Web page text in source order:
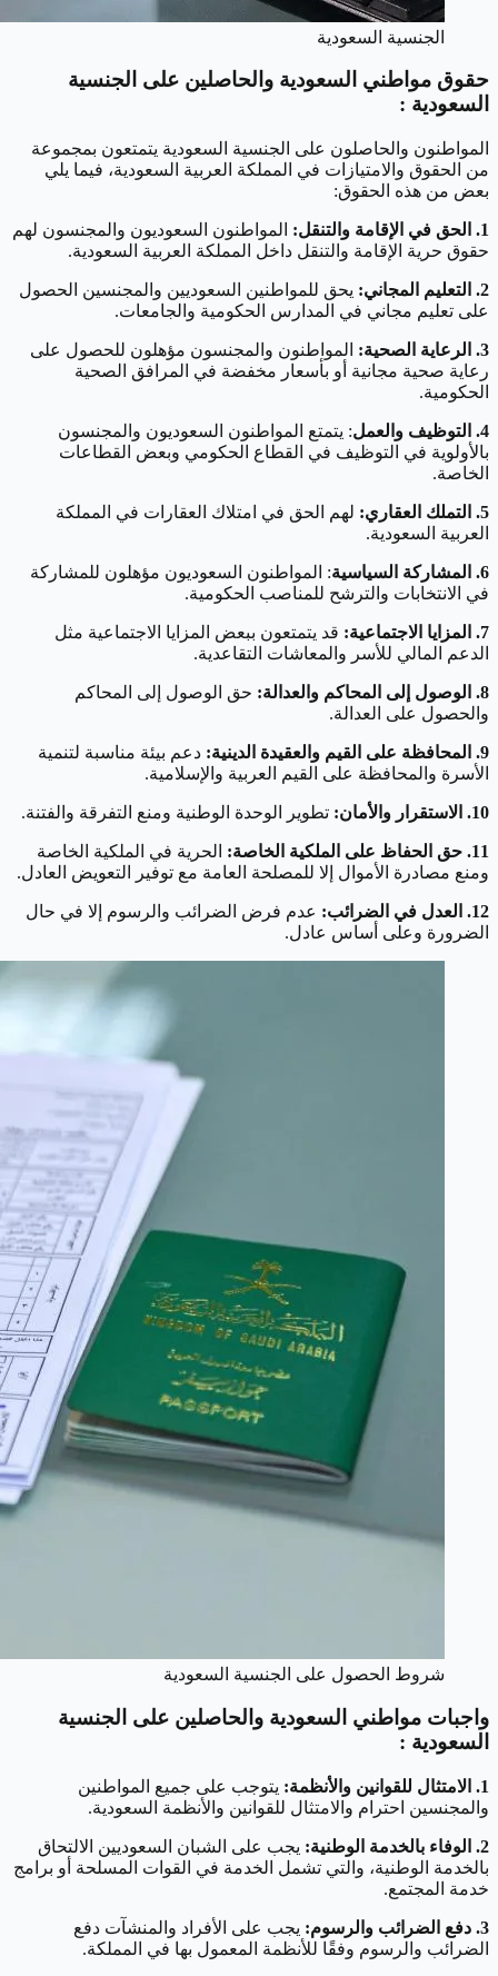
الجنسية السعودية
حقوق مواطني السعودية والحاصلين على الجنسية
السعودية :
المواطنون والحاصلون على الجنسية السعودية يتمتعون بمجموعة
من الحقوق والامتيازات في المملكة العربية السعودية، فيما يلي
بعض من هذه الحقوق:
1. الحق في الإقامة والتنقل:
المواطنون السعوديون والمجنسون لهم
حقوق حرية الإقامة والتنقل داخل المملكة العربية السعودية.
2. التعليم المجاني:
يحق للمواطنين السعوديين والمجنسين الحصول
على تعليم مجاني في المدارس الحكومية والجامعات.
3. الرعاية الصحية:
المواطنون والمجنسون مؤهلون للحصول على
رعاية صحية مجانية أو بأسعار مخفضة في المرافق الصحية
الحكومية.
4. التوظيف والعمل
: يتمتع المواطنون السعوديون والمجنسون
بالأولوية في التوظيف في القطاع الحكومي وبعض القطاعات
الخاصة.
5. التملك العقاري:
لهم الحق في امتلاك العقارات في المملكة
العربية السعودية.
6. المشاركة السياسية
: المواطنون السعوديون مؤهلون للمشاركة
في الانتخابات والترشح للمناصب الحكومية.
7. المزايا الاجتماعية:
قد يتمتعون ببعض المزايا الاجتماعية مثل
الدعم المالي للأسر والمعاشات التقاعدية.
8. الوصول إلى المحاكم والعدالة:
حق الوصول إلى المحاكم
والحصول على العدالة.
9. المحافظة على القيم والعقيدة الدينية:
دعم بيئة مناسبة لتنمية
الأسرة والمحافظة على القيم العربية والإسلامية.
10. الاستقرار والأمان: تطوير الوحدة الوطنية ومنع التفرقة والفتنة.
11. حق الحفاظ على الملكية الخاصة:
الحرية في الملكية الخاصة
ومنع مصادرة الأموال إلا للمصلحة العامة مع توفير التعويض العادل.
12. العدل في الضرائب:
عدم فرض الضرائب والرسوم إلا في حال
الضرورة وعلى أساس عادل.
شروط الحصول على الجنسية السعودية
واجبات مواطني السعودية والحاصلين على الجنسية
السعودية :
1. الامتثال للقوانين والأنظمة:
يتوجب على جميع المواطنين
والمجنسين احترام والامتثال للقوانين والأنظمة السعودية.
2. الوفاء بالخدمة الوطنية:
يجب على الشبان السعوديين الالتحاق
بالخدمة الوطنية، والتي تشمل الخدمة في القوات المسلحة أو برامج
خدمة المجتمع.
3. دفع الضرائب والرسوم:
يجب على الأفراد والمنشآت دفع
الضرائب والرسوم وفقًا للأنظمة المعمول بها في المملكة.